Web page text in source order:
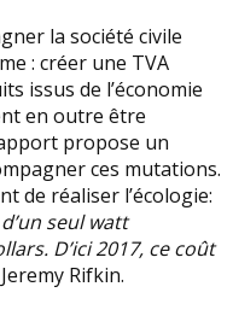
la société civile
: créer une TVA
issus de l’économie
en outre être
propose un
ces mutations.
de réaliser l’écologie:
seul watt
D’ici 2017, ce coût
Rifkin.